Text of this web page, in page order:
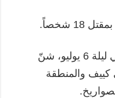
18 شخصاً.
كما ذكرت وكالة أوكرإنفورم، في ليلة 6 يوليو، شنّ
كييف والمنطقة